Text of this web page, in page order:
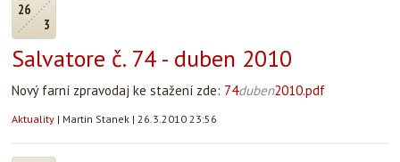
26
3
Salvatore č. 74 - duben 2010
Nový farní zpravodaj ke stažení zde: 74duben2010.pdf
Aktuality | Martin Stanek | 26.3.2010 23:56